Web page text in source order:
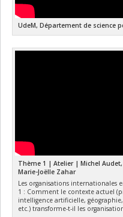
UdeM, Département de science
Thème 1 | Atelier | Michel
Marie-Joëlle Zahar
Les organisations internationales
1 : Comment le contexte actuel
intelligence artificielle,
etc.) transforme-t-il les